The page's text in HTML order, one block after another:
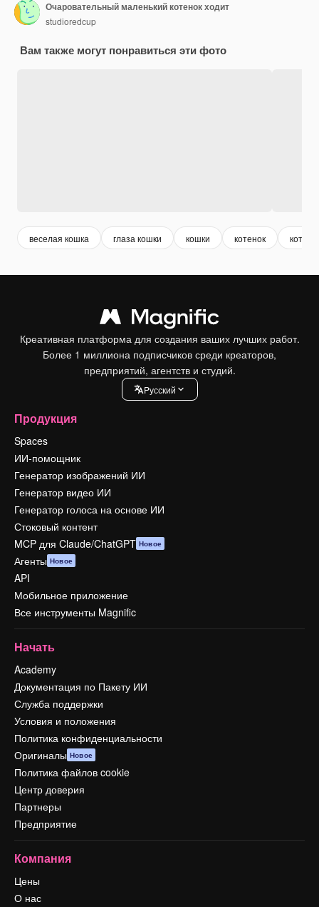
Очаровательный маленький котенок ходит
studioredcup
Вам также могут понравиться эти фото
веселая кошка глаза кошки кошки котенок коты
Креативная платформа для создания ваших лучших работ.
Более 1 миллиона подписчиков среди креаторов,
предприятий, агентств и студий.
Pусский
Продукция
Spaces
ИИ-помощник
Генератор изображений ИИ
Генератор видео ИИ
Генератор голоса на основе ИИ
Стоковый контент
MCP для Claude/ChatGPT Новое
Агенты Новое
API
Мобильное приложение
Все инструменты Magnific
Начать
Academy
Документация по Пакету ИИ
Служба поддержки
Условия и положения
Политика конфиденциальности
Оригиналы Новое
Политика файлов cookie
Центр доверия
Партнеры
Предприятие
Компания
Цены
О нас